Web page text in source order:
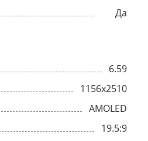
Да
6.59
1156x2510
AMOLED
19.5:9